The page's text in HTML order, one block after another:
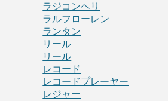
ラジコンヘリ
ラルフローレン
ランタン
リール
リール
レコード
レコードプレーヤー
レジャー